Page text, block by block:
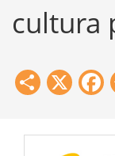
Formación
Herramientas
cultura
Share
X